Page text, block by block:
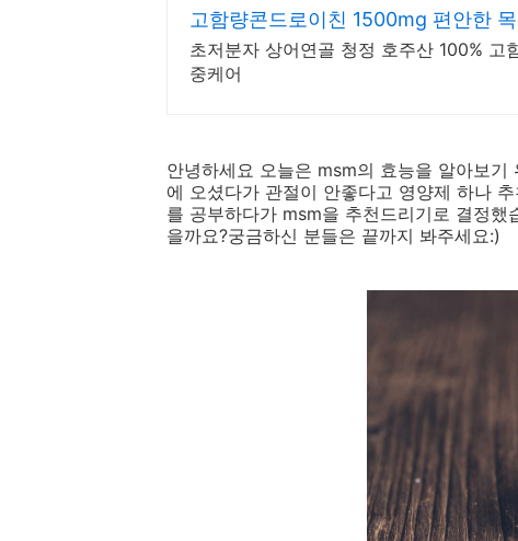
고함량콘드로이친 1500mg 편안한
초저분자 상어연골 청정 호주산 100% 고
중케어
안녕하세요 오늘은 msm의 효능을 알아보
에 오셨다가 관절이 안좋다고 영양제 하나
를 공부하다가 msm을 추천드리기로 결정
을까요?궁금하신 분들은 끝까지 봐주세요:)